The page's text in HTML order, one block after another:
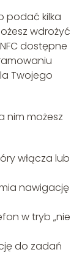
podać kilka
wdrożyć
dostępne
Twojego
nim możesz
włącza lub
nawigację
w tryb „nie
do zadań